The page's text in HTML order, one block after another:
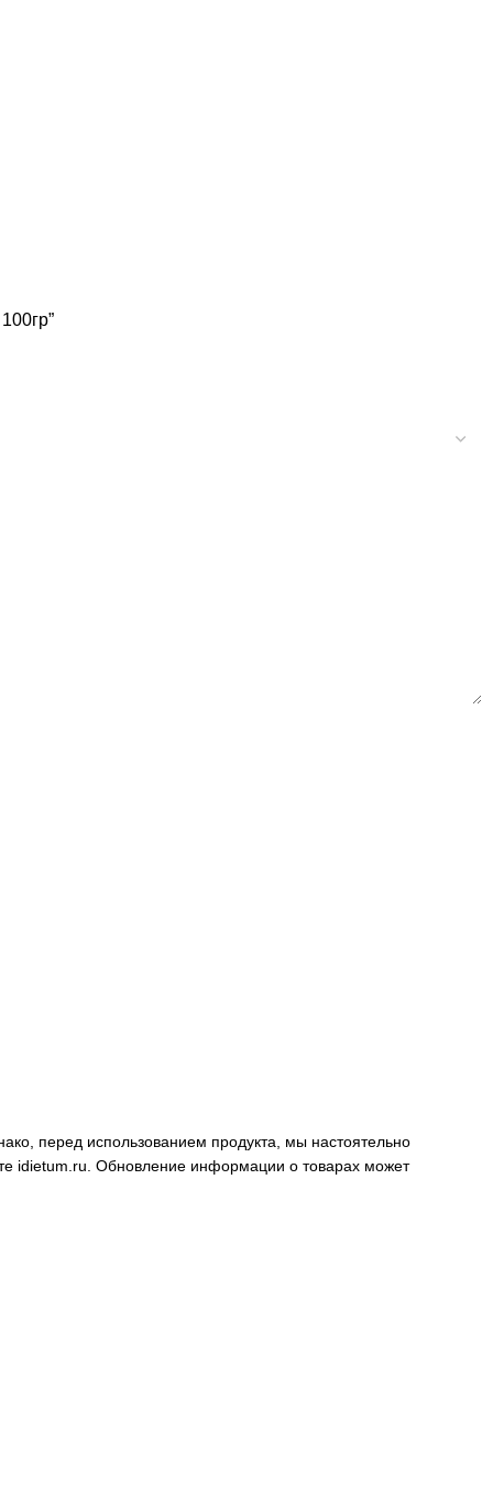
перед использованием продукта, мы настоятельно
idietum.ru . Обновление информации о товарах может